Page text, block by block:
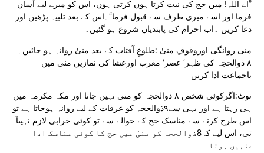
”اے اللہ! میں حج کی نیت کرتا ہوں کرتی ہوں، اس کو میرے لیے آسان
فرما اور اسے میری طرف سے قبول فرما“۔اس کے بعد تلبیہ پڑھیں اور
دعا کریں ۔اب احرام کی پابندیاں شروع ہو گئیں۔
منیٰ روانگی اوروقوفِ منیٰ :طلوعِ آفتاب کے بعد منیٰ روانہ ہو جائیں۔
۸ ذوالحجہ کی ظہر‘ عصر‘ مغرب اورعشا کی نمازیں منیٰ میں
باجماعت ادا کریں
نوٹ:اگرکوئی شخص ۸ ذوالحجہ کو منیٰ نہیں جاتا اور مکہ مکرمہ میں
ہی رہتا ہے اور یہی سے۹ذوالحجہ کو عرفات کے لیے روانہ ہوجاتا ہے تو
اس طرح کرنے سے مناسک حج کے حوالے سے تو کوئی خرابی لازم نہیںآ
تی، اس لیے کہ8ذوالحجہ کو منیٰ میں حج کا کوئی مناسک ادا
نہیں ہوتا،